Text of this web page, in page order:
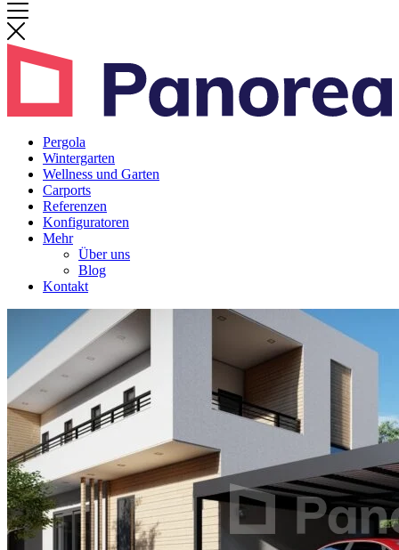
Pergola
Wintergarten
Wellness und Garten
Carports
Referenzen
Konfiguratoren
Mehr
Über uns
Blog
Kontakt